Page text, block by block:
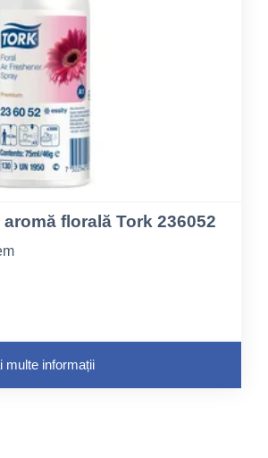
florală Tork 236052
multe informații